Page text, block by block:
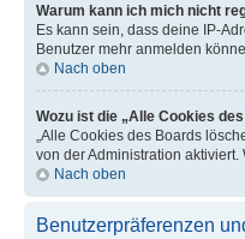
Warum kann ich mich nicht
Es kann sein, dass deine IP-
Benutzer mehr anmelden
Nach oben
Wozu ist die „Alle Cookies
„Alle Cookies des Boards
von der Administration
Nach oben
Benutzerpräferenzen